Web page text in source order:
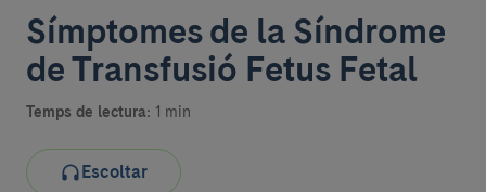
Símptomes de la Síndrome
de Transfusió Fetus Fetal
Temps de lectura: 1 min
Escoltar